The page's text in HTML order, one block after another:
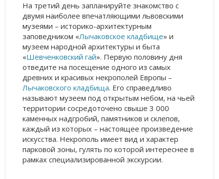
На третий день запланируйте знакомство с
двумя наиболее впечатляющими львовскими
музеями – историко-архитектурным
заповедником «Лычаковское кладбище» и
музеем народной архитектуры и быта
«Шевченковский гай». Первую половину дня
отведите на посещение одного из самых
древних и красивых некрополей Европы –
Лычаковского кладбища. Его справедливо
называют музеем под открытым небом, на чьей
территории сосредоточено свыше 3 000
каменных надгробий, памятников и склепов,
каждый из которых – настоящее произведение
искусства. Некрополь имеет вид и характер
парковой зоны, гулять по которой интереснее в
рамках специализированной экскурсии.